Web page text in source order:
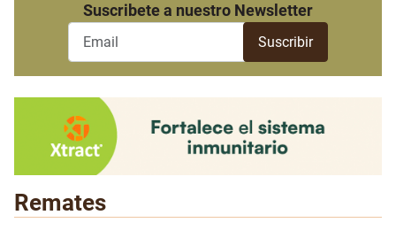
Suscribete a nuestro Newsletter
Remates